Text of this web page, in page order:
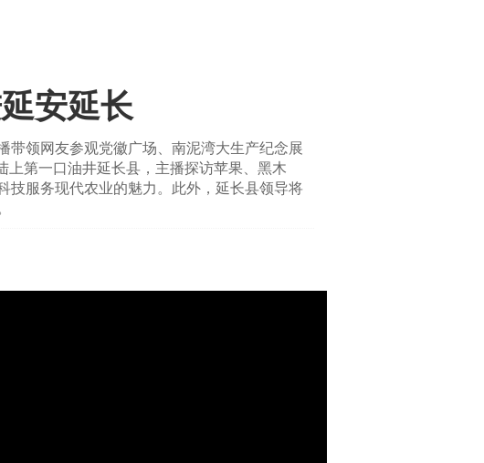
安延长
领网友参观党徽广场、南泥湾大生产纪念展
上第一口油井延长县，主播探访苹果、黑木
技服务现代农业的魅力。此外，延长县领导将